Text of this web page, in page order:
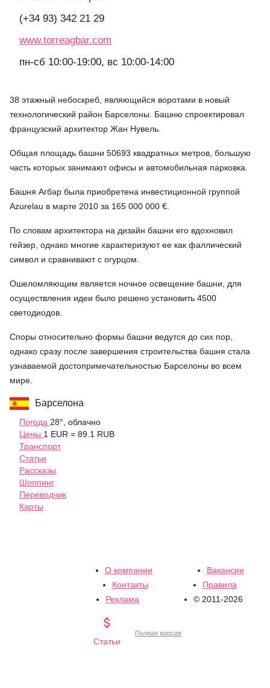
(+34 93) 342 21 29
www.torreagbar.com
пн-сб 10:00-19:00, вс 10:00-14:00
38 этажный небоскреб, являющийся воротами в новый
технологический район Барселоны. Башню спроектировал
французский архитектор Жан Нувель.
Общая площадь башни 50693 квадратных метров, большую
часть которых занимают офисы и автомобильная парковка.
Башня Агбар была приобретена инвестиционной группой
Azurelau в марте 2010 за 165 000 000 €.
По словам архитектора на дизайн башни его вдохновил
гейзер, однако многие характеризуют ее как фаллический
символ и сравнивают с огурцом.
Ошеломляющим является ночное освещение башни, для
осуществления идеи было решено установить 4500
светодиодов.
Споры относительно формы башни ведутся до сих пор,
однако сразу после завершения строительства башня стала
узнаваемой достопримечательностью Барселоны во всем
мире.
Барселона
Погода 28°, облачно
Цены 1 EUR = 89.1 RUB
Транспорт
Статьи
Рассказы
Шоппинг
Переводчик
Карты
О компании
Вакансии
Контакты
Правила
Реклама
© 2011-2026

Статьи
Полная версия